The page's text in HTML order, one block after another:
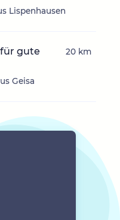
Lispenhausen
gute
Geisa
20 km